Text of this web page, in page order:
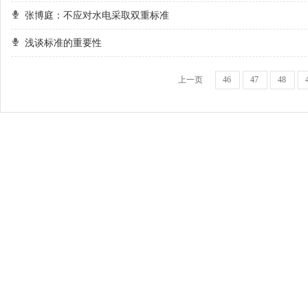
张博庭：不应对水电采取双重标准
浅谈标准的重要性
上一页 46 47 48